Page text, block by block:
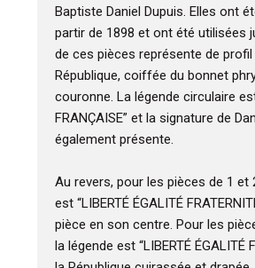
Baptiste Daniel Dupuis. Elles ont
partir de 1898 et ont été utilisées
de ces pièces représente de
République, coiffée du bonnet
couronne. La légende circulaire est
FRANÇAISE” et la signature de
également présente.
Au revers, pour les pièces de 1 et
est “LIBERTÉ ÉGALITÉ
pièce en son centre. Pour les
la légende est “LIBERTÉ ÉGALITÉ